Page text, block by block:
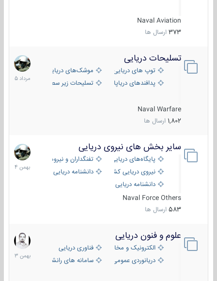
Naval Aviation
373 ارسال ها
تسلیحات دریایی
توپ های دریایی
موشک‌های دریایی
پدافندهای دریاپایه
تسلیحات زیر سطحی
Naval Warfare
1,802 ارسال ها
2
مرداد
1405
سایر بخش های نیروی دریایی
پایگاه‌های دریایی
تفنگداران و نیروهای ویژه‌ی دریایی
نیروی دریایی کشورهای مختلفدانشنامه دریایی
دانشنامه دریایی کپی
Naval Force Others
583 ارسال ها
22
بهمن
1404
علوم و فنون دریایی
الکترونیک و مخابرات دریاییفناوری دریایی
دریانوردی عمومی
سامانه های رانشی دریایی
6
بهمن
1403